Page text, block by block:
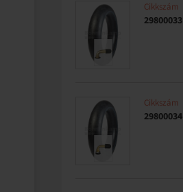
Cikkszám
29800033
Cikkszám
29800034